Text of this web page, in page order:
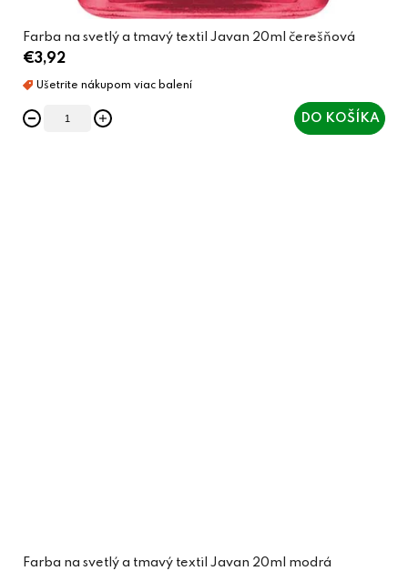
Farba na svetlý a tmavý textil Javan 20ml čerešňová
€3,92
DO KOŠÍKA
Farba na svetlý a tmavý textil Javan 20ml modrá